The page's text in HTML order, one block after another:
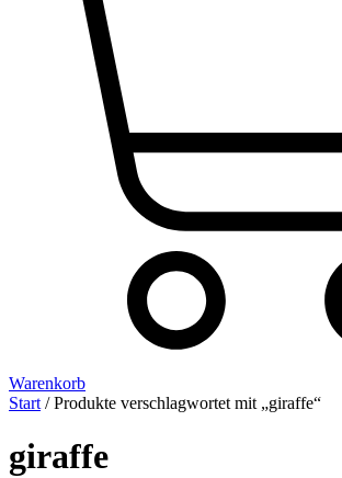
Warenkorb
Start / Produkte verschlagwortet mit „giraffe“
giraffe